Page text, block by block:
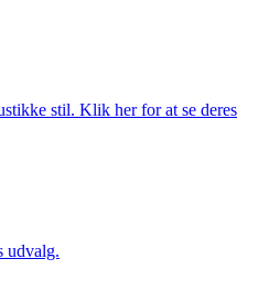
stil. Klik her for at se deres
udvalg.